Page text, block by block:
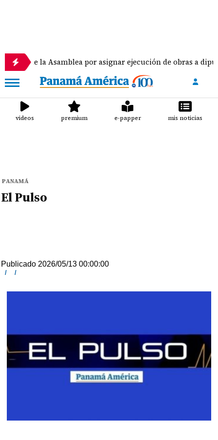
de la Asamblea por asignar ejecución de obras a
videos premium e-papper mis noticias
PANAMÁ
El Pulso
Publicado 2026/05/13 00:00:00
/ /